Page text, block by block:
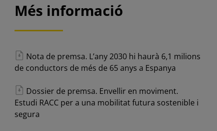
Més informació
Nota de premsa. L’any 2030 hi haurà 6,1 milions
de conductors de més de 65 anys a Espanya
Dossier de premsa. Envellir en moviment.
Estudi RACC per a una mobilitat futura sostenible i
segura